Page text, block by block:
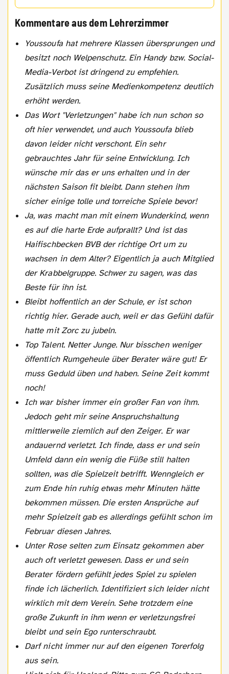
Kommentare aus dem Lehrerzimmer
Youssoufa hat mehrere Klassen übersprungen und
besitzt noch Welpenschutz. Ein Handy bzw. Social-
Media-Verbot ist dringend zu empfehlen.
Zusätzlich muss seine Medienkompetenz deutlich
erhöht werden.
Das Wort "Verletzungen" habe ich nun schon so
oft hier verwendet, und auch Youssoufa blieb
davon leider nicht verschont. Ein sehr
gebrauchtes Jahr für seine Entwicklung. Ich
wünsche mir das er uns erhalten und in der
nächsten Saison fit bleibt. Dann stehen ihm
sicher einige tolle und torreiche Spiele bevor!
Ja, was macht man mit einem Wunderkind, wenn
es auf die harte Erde aufprallt? Und ist das
Haifischbecken BVB der richtige Ort um zu
wachsen in dem Alter? Eigentlich ja auch Mitglied
der Krabbelgruppe. Schwer zu sagen, was das
Beste für ihn ist.
Bleibt hoffentlich an der Schule, er ist schon
richtig hier. Gerade auch, weil er das Gefühl dafür
hatte mit Zorc zu jubeln.
Top Talent. Netter Junge. Nur bisschen weniger
öffentlich Rumgeheule über Berater wäre gut! Er
muss Geduld üben und haben. Seine Zeit kommt
noch!
Ich war bisher immer ein großer Fan von ihm.
Jedoch geht mir seine Anspruchshaltung
mittlerweile ziemlich auf den Zeiger. Er war
andauernd verletzt. Ich finde, dass er und sein
Umfeld dann ein wenig die Füße still halten
sollten, was die Spielzeit betrifft. Wenngleich er
zum Ende hin ruhig etwas mehr Minuten hätte
bekommen müssen. Die ersten Ansprüche auf
mehr Spielzeit gab es allerdings gefühlt schon im
Februar diesen Jahres.
Unter Rose selten zum Einsatz gekommen aber
auch oft verletzt gewesen. Dass er und sein
Berater fördern gefühlt jedes Spiel zu spielen
finde ich lächerlich. Identifiziert sich leider nicht
wirklich mit dem Verein. Sehe trotzdem eine
große Zukunft in ihm wenn er verletzungsfrei
bleibt und sein Ego runterschraubt.
Darf nicht immer nur auf den eigenen Torerfolg
aus sein.